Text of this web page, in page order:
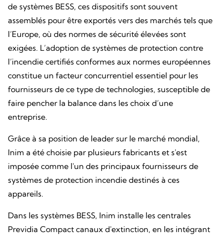
de systèmes BESS, ces dispositifs sont souvent
assemblés pour être exportés vers des marchés tels que
l’Europe, où des normes de sécurité élevées sont
exigées. L’adoption de systèmes de protection contre
l’incendie certifiés conformes aux normes européennes
constitue un facteur concurrentiel essentiel pour les
fournisseurs de ce type de technologies, susceptible de
faire pencher la balance dans les choix d’une
entreprise.
Grâce à sa position de leader sur le marché mondial,
Inim a été choisie par plusieurs fabricants et s'est
imposée comme l'un des principaux fournisseurs de
systèmes de protection incendie destinés à ces
appareils.
Dans les systèmes BESS, Inim installe les centrales
Previdia Compact canaux d'extinction, en les intégrant